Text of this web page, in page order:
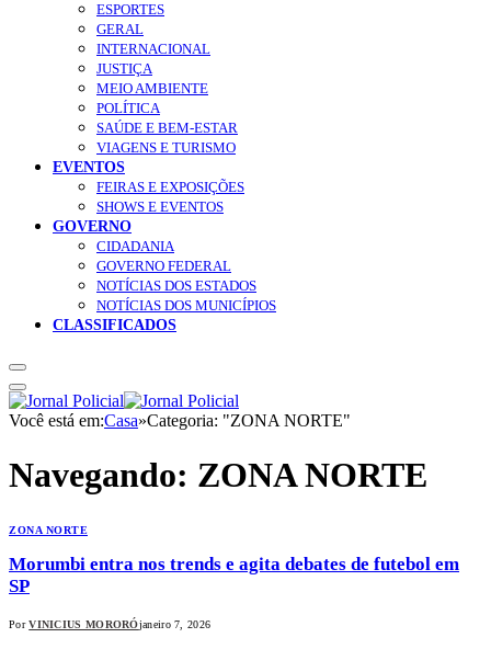
ESPORTES
GERAL
INTERNACIONAL
JUSTIÇA
MEIO AMBIENTE
POLÍTICA
SAÚDE E BEM-ESTAR
VIAGENS E TURISMO
EVENTOS
FEIRAS E EXPOSIÇÕES
SHOWS E EVENTOS
GOVERNO
CIDADANIA
GOVERNO FEDERAL
NOTÍCIAS DOS ESTADOS
NOTÍCIAS DOS MUNICÍPIOS
CLASSIFICADOS
Você está em:Casa»Categoria: "ZONA NORTE"
Navegando: ZONA NORTE
ZONA NORTE
Morumbi entra nos trends e agita debates de futebol em
SP
Por VINICIUS MORORÓjaneiro 7, 2026